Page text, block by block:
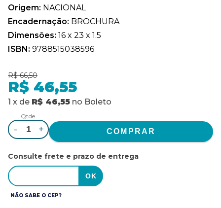
Origem: NACIONAL
Encadernação: BROCHURA
Dimensões: 16 x 23 x 1.5
ISBN: 9788515038596
R$ 66,50
R$ 46,55
1 x de R$ 46,55 no Boleto
Qtde.
- +
Consulte frete e prazo de entrega
NÃO SABE O CEP?